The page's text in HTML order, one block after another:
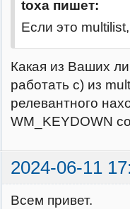
toxa пишет:
Если это
Какая из Ваших
работать с) из
релевантного
WM_KEYDOWN
2024-06-11
Всем привет.